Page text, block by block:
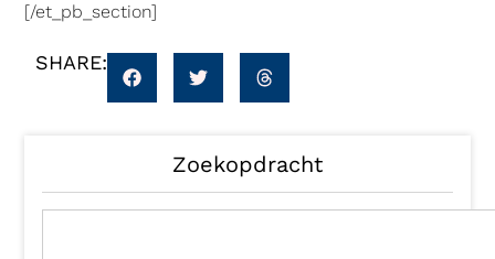
[/et_pb_section]
SHARE:
Zoekopdracht